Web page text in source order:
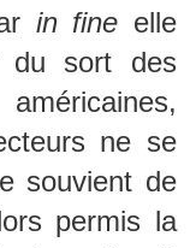
in fine elle
du sort des
ne se
souvient de
permis la